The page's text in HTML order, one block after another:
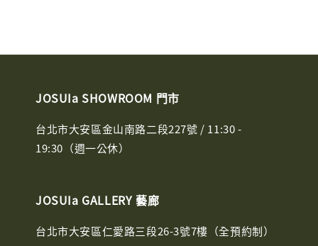
JOSUIa SHOWROOM 門市
台北市大安區金山南路二段227號 / 11:30 -
19:30（週一公休）
JOSUIa GALLERY 藝廊
台北市大安區仁愛路三段26-3號7樓（全預約制）